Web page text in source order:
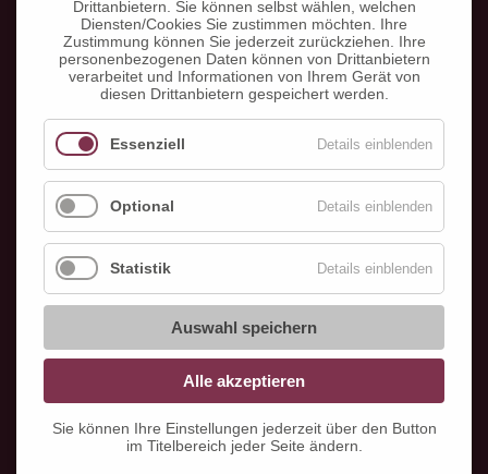
Kurzzeitpflege
Durch die Kurzzeitpflege können pflegebedürftige
Menschen für einige Wochen stationär in unserem
Drittanbietern. Sie können selbst wählen, welchen
Diensten/Cookies Sie zustimmen möchten. Ihre
Zustimmung können Sie jederzeit zurückziehen. Ihre
personenbezogenen Daten können von Drittanbietern
verarbeitet und Informationen von Ihrem Gerät von
diesen Drittanbietern gespeichert werden.
Essenziell Details einblenden
Optional Details einblenden
Statistik Details einblenden
Auswahl speichern
Alle akzeptieren
Sie können Ihre Einstellungen jederzeit über den Button
im Titelbereich jeder Seite ändern.